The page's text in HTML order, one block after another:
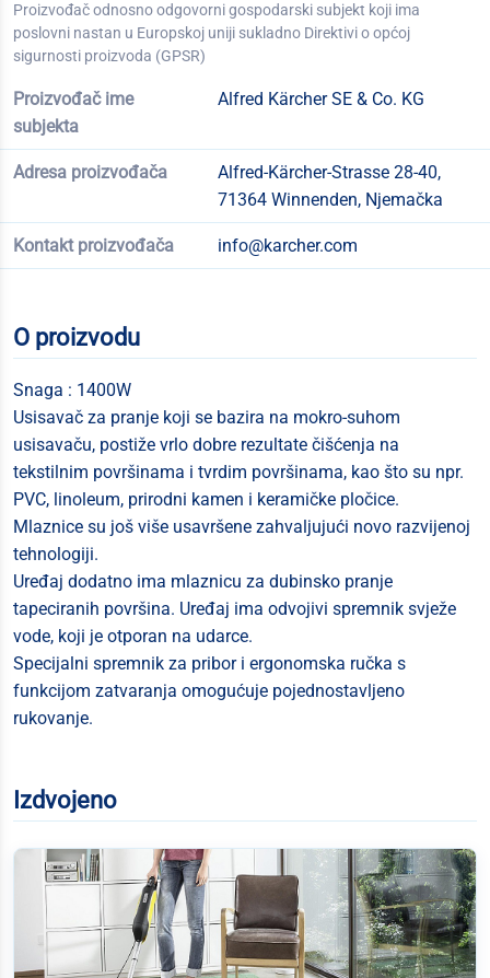
Proizvođač odnosno odgovorni gospodarski subjekt koji ima
poslovni nastan u Europskoj uniji sukladno Direktivi o općoj
sigurnosti proizvoda (GPSR)
Proizvođač ime
subjekta
Alfred Kärcher SE & Co. KG
Adresa proizvođača
Alfred-Kärcher-Strasse 28-40,
71364 Winnenden, Njemačka
Kontakt proizvođača info@karcher.com
O proizvodu
Snaga : 1400W
Usisavač za pranje koji se bazira na mokro-suhom
usisavaču, postiže vrlo dobre rezultate čišćenja na
tekstilnim površinama i tvrdim površinama, kao što su npr.
PVC, linoleum, prirodni kamen i keramičke pločice.
Mlaznice su još više usavršene zahvaljujući novo razvijenoj
tehnologiji.
Uređaj dodatno ima mlaznicu za dubinsko pranje
tapeciranih površina. Uređaj ima odvojivi spremnik svježe
vode, koji je otporan na udarce.
Specijalni spremnik za pribor i ergonomska ručka s
funkcijom zatvaranja omogućuje pojednostavljeno
rukovanje.
Izdvojeno